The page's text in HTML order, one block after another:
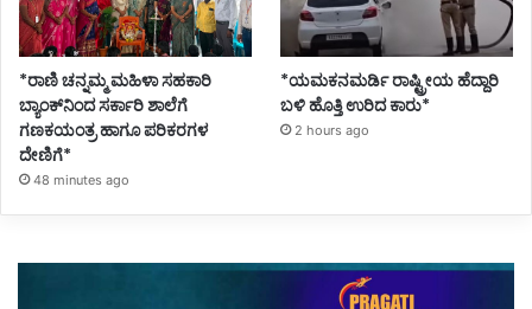
*ರಾಣಿ ಚನ್ನಮ್ಮ ಮಹಿಳಾ ಸಹಕಾರಿ
ಬ್ಯಾಂಕ್‌ನಿಂದ ಸರ್ಕಾರಿ ಶಾಲೆಗೆ
ಗಣಕಯಂತ್ರ ಹಾಗೂ ಪರಿಕರಗಳ
ದೇಣಿಗೆ*
48 minutes ago
*ಯಮಕನಮರ್ಡಿ ರಾಷ್ಟ್ರೀಯ ಹೆದ್ದಾರಿ
ಬಳಿ ಹೊತ್ತಿ ಉರಿದ ಕಾರು*
2 hours ago